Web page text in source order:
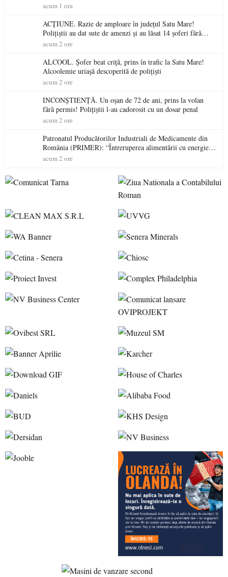
acum 1 ora
ACȚIUNE. Razie de amploare în județul Satu Mare!
Polițiștii au dat sute de amenzi și au lăsat 14 șoferi fără
permis într-o singură zi
acum 2 ore
ALCOOL. Șofer beat criță, prins în trafic la Satu Mare!
Alcoolemie uriașă descoperită de polițiști
acum 2 ore
INCONȘTIENȚĂ. Un oșan de 72 de ani, prins la volan
fără permis! Polițiștii l-au cadorosit cu un dosar penal
acum 2 ore
Patronatul Producătorilor Industriali de Medicamente din
România (PRIMER): “Întreruperea alimentării cu energie
electrică a fabricilor de medicamente va pune în pericol
acum 2 ore